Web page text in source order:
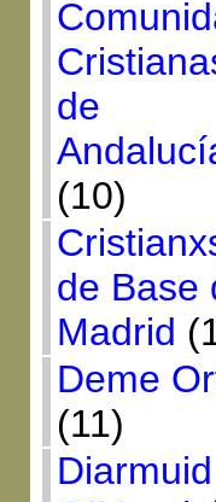
de
(10)
de Base
Madrid
Deme
(11)
Diarmuid